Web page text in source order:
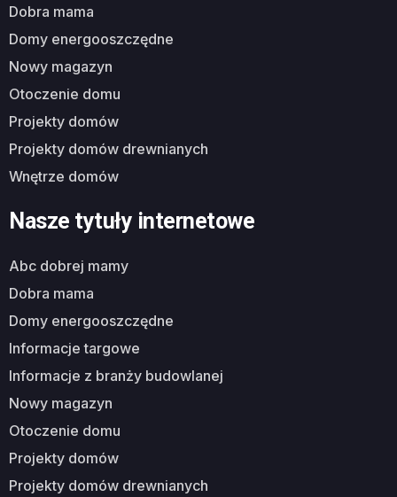
dobra mama
domy energooszczędne
nowy magazyn
otoczenie domu
projekty domów
projekty domów drewnianych
wnętrze domów
Nasze tytuły internetowe
abc dobrej mamy
dobra mama
domy energooszczędne
informacje targowe
informacje z branży budowlanej
nowy magazyn
otoczenie domu
projekty domów
projekty domów drewnianych